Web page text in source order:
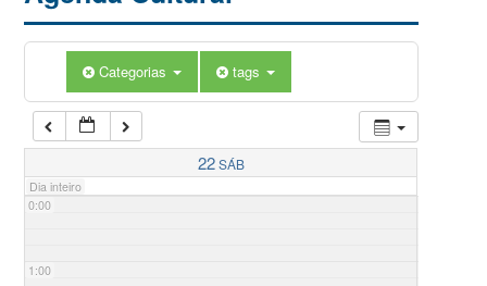
Categorias tags
22SÁB
Dia inteiro
0:00
1:00